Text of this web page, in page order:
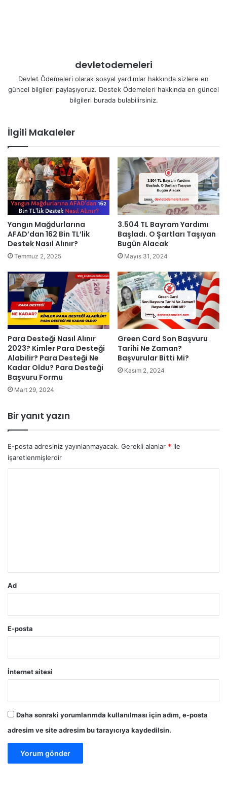
devletodemeleri
Devlet Ödemeleri olarak sosyal yardımlar hakkında sizlere en
güncel bilgileri paylaşıyoruz. Destek Ödemeleri hakkında en güncel
bilgileri burada bulabilirsiniz.
İlgili Makaleler
Yangın Mağdurlarına
AFAD’dan 162 Bin TL’lik
Destek Nasıl Alınır?
Temmuz 2, 2025
3.504 TL Bayram Yardımı
Başladı. O Şartları Taşıyan
Bugün Alacak
Mayıs 31, 2024
Para Desteği Nasıl Alınır
2023? Kimler Para Desteği
Alabilir? Para Desteği Ne
Kadar Oldu? Para Desteği
Başvuru Formu
Mart 29, 2024
Green Card Son Başvuru
Tarihi Ne Zaman?
Başvurular Bitti Mi?
Kasım 2, 2024
Bir yanıt yazın
E-posta adresiniz yayınlanmayacak. Gerekli alanlar * ile
işaretlenmişlerdir
Ad
E-posta
İnternet sitesi
Daha sonraki yorumlarımda kullanılması için adım, e-posta
adresim ve site adresim bu tarayıcıya kaydedilsin.